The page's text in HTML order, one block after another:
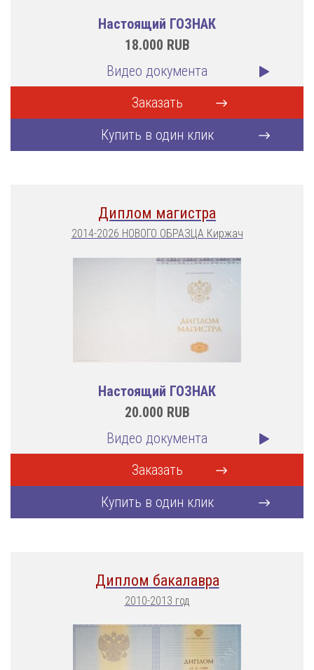
Настоящий ГОЗНАК
18.000 RUB
Видео документа
Заказать
Купить в один клик
Диплом магистра
2014-2026 НОВОГО ОБРАЗЦА Киржач
Настоящий ГОЗНАК
20.000 RUB
Видео документа
Заказать
Купить в один клик
Диплом бакалавра
2010-2013 год